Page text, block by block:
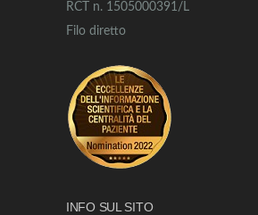
RCT n. 1505000391/L
Filo diretto
INFO SUL SITO